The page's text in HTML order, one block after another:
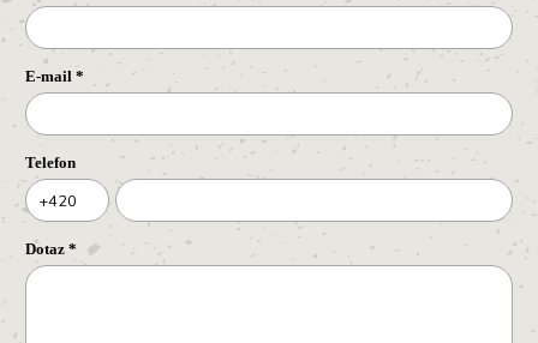
E-mail *
Telefon
+420
Dotaz *